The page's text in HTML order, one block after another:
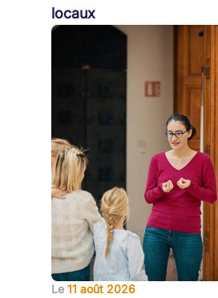
locaux
Le 11 août 2026